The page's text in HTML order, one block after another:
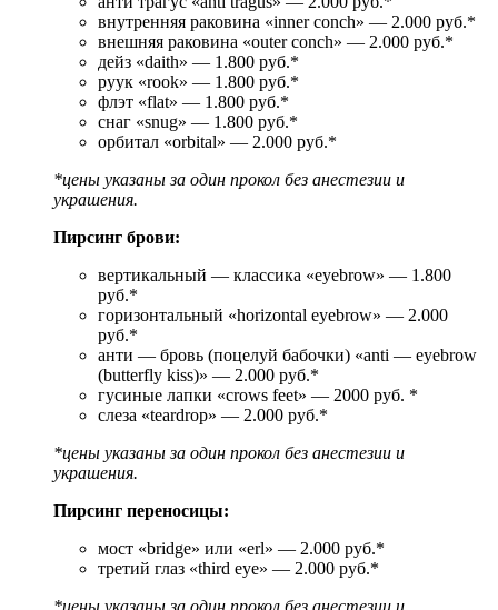
внутренняя раковина «inner conch» — 2.000 руб.*
внешняя раковина «outer conch» — 2.000 руб.*
дейз «daith» — 1.800 руб.*
руук «rook» — 1.800 руб.*
флэт «flat» — 1.800 руб.*
снаг «snug» — 1.800 руб.*
орбитал «orbital» — 2.000 руб.*
*цены указаны за один прокол без анестезии и
украшения.
Пирсинг брови:
вертикальный — классика «eyebrow» — 1.800
руб.*
горизонтальный «horizontal eyebrow» — 2.000
руб.*
анти — бровь (поцелуй бабочки) «anti — eyebrow
(butterfly kiss)» — 2.000 руб.*
гусиные лапки «crows feet» — 2000 руб. *
слеза «teardrop» — 2.000 руб.*
*цены указаны за один прокол без анестезии и
украшения.
Пирсинг переносицы:
мост «bridge» или «erl» — 2.000 руб.*
третий глаз «third eye» — 2.000 руб.*
*цены указаны за один прокол без анестезии и